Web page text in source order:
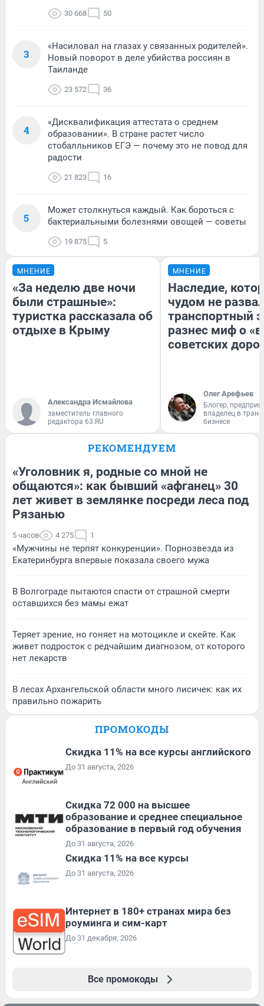
30 668 50
3
«Насиловал на глазах у связанных родителей».
Новый поворот в деле убийства россиян в
Таиланде
23 572 36
4
«Дисквалификация аттестата о среднем
образовании». В стране растет число
стобалльников ЕГЭ — почему это не повод для
радости
21 823 16
5
Может столкнуться каждый. Как бороться с
бактериальными болезнями овощей — советы
19 875 5
МНЕНИЕ
«За неделю две ночи
были страшные»:
туристка рассказала об
отдыхе в Крыму
Александра Исмайлова
заместитель главного
редактора 63.RU
МНЕНИЕ
Наследие,
чудом не
транспортный
разнес миф о
советских
Олег Арефьев
Блогер,
владелец в
бизнесе
РЕКОМЕНДУЕМ
«Уголовник я, родные со мной не
общаются»: как бывший «афганец» 30
лет живет в землянке посреди леса под
Рязанью
5 часов 4 275 1
«Мужчины не терпят конкуренции». Порнозвезда из
Екатеринбурга впервые показала своего мужа
В Волгограде пытаются спасти от страшной смерти
оставшихся без мамы ежат
Теряет зрение, но гоняет на мотоцикле и скейте. Как
живет подросток с редчайшим диагнозом, от которого
нет лекарств
В лесах Архангельской области много лисичек: как их
правильно пожарить
ПРОМОКОДЫ
Скидка 11% на все курсы английского
До 31 августа, 2026
Скидка 72 000 на высшее
образование и среднее специальное
образование в первый год обучения
До 31 августа, 2026
Скидка 11% на все курсы
До 31 августа, 2026
Интернет в 180+ странах мира без
роуминга и сим-карт
До 31 декабря, 2026
Все промокоды